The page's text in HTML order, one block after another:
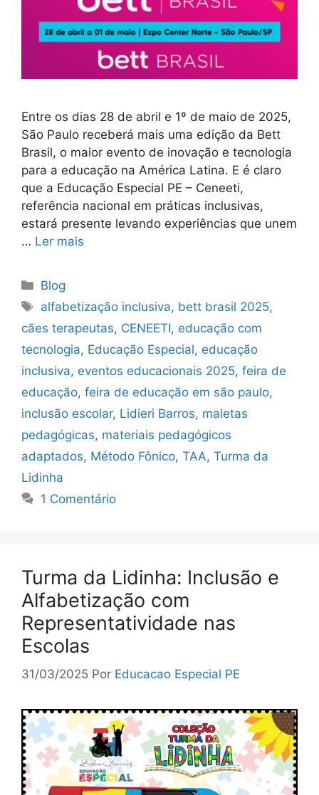
Entre os dias 28 de abril e 1º de maio de 2025,
São Paulo receberá mais uma edição da Bett
Brasil, o maior evento de inovação e tecnologia
para a educação na América Latina. E é claro
que a Educação Especial PE – Ceneeti,
referência nacional em práticas inclusivas,
estará presente levando experiências que unem
… Ler mais
Blog
alfabetização inclusiva, bett brasil 2025,
cães terapeutas, CENEETI, educação com
tecnologia, Educação Especial, educação
inclusiva, eventos educacionais 2025, feira de
educação, feira de educação em são paulo,
inclusão escolar, Lidieri Barros, maletas
pedagógicas, materiais pedagógicos
adaptados, Método Fônico, TAA, Turma da
Lidinha
1 Comentário
Turma da Lidinha: Inclusão e
Alfabetização com
Representatividade nas
Escolas
31/03/2025 Por Educacao Especial PE